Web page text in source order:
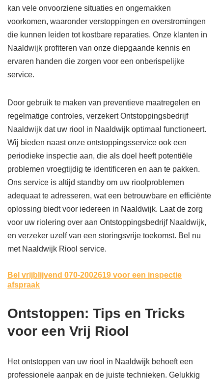
kan vele onvoorziene situaties en ongemakken
voorkomen, waaronder verstoppingen en overstromingen
die kunnen leiden tot kostbare reparaties. Onze klanten in
Naaldwijk profiteren van onze diepgaande kennis en
ervaren handen die zorgen voor een onberispelijke
service.
Door gebruik te maken van preventieve maatregelen en
regelmatige controles, verzekert Ontstoppingsbedrijf
Naaldwijk dat uw riool in Naaldwijk optimaal functioneert.
Wij bieden naast onze ontstoppingsservice ook een
periodieke inspectie aan, die als doel heeft potentiële
problemen vroegtijdig te identificeren en aan te pakken.
Ons service is altijd standby om uw rioolproblemen
adequaat te adresseren, wat een betrouwbare en efficiënte
oplossing biedt voor iedereen in Naaldwijk. Laat de zorg
voor uw riolering over aan Ontstoppingsbedrijf Naaldwijk,
en verzeker uzelf van een storingsvrije toekomst. Bel nu
met Naaldwijk Riool service.
Bel vrijblijvend 070-2002619 voor een inspectie
afspraak
Ontstoppen: Tips en Tricks
voor een Vrij Riool
Het ontstoppen van uw riool in Naaldwijk behoeft een
professionele aanpak en de juiste technieken. Gelukkig